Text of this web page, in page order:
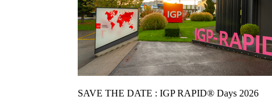
SAVE THE DATE : IGP RAPID® Days 2026